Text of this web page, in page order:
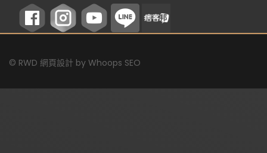
© RWD 網頁設計 by Whoops SEO